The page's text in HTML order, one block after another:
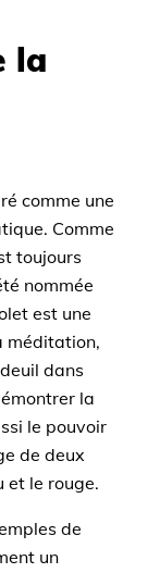
la
comme une
Comme
toujours
nommée
est une
méditation,
dans
la
le pouvoir
de deux
et le rouge.
de
un